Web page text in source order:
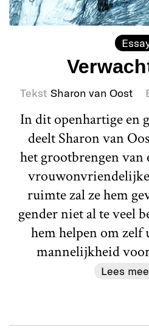
Tekst Sharon van Oost
In dit openhartige en
deelt Sharon van
het grootbrengen van
ruimte zal ze hem
gender niet al te veel
hem helpen om
mannelijkheid
Lees